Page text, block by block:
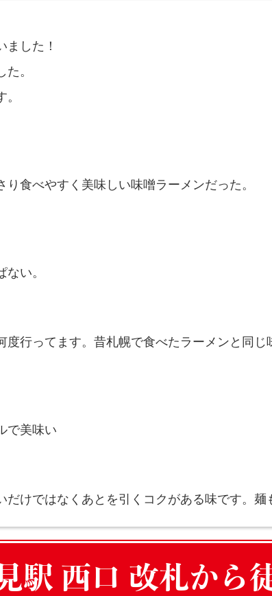
ました！
。
り食べやすく美味しい味噌ラーメンだった。
い。
度行ってます。昔札幌で食べたラーメンと同
で美味い
だけではなくあとを引くコクがある味です。麺
駅 西口 改札から